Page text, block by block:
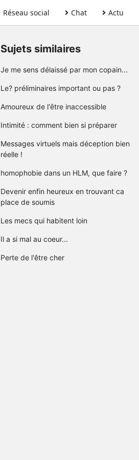
Réseau social Chat Actu
Sujets similaires
Je me sens délaissé par mon copain...
Le? préliminaires important ou pas ?
Amoureux de l'être inaccessible
Intimité : comment bien si préparer
Messages virtuels mais déception bien
réelle !
homophobie dans un HLM, que faire ?
Devenir enfin heureux en trouvant ca
place de soumis
Les mecs qui habitent loin
Il a si mal au coeur...
Perte de l'être cher